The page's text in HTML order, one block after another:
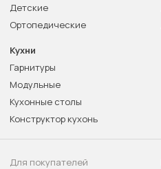
Детские
Ортопедические
Кухни
Гарнитуры
Модульные
Кухонные столы
Конструктор кухонь
Для покупателей